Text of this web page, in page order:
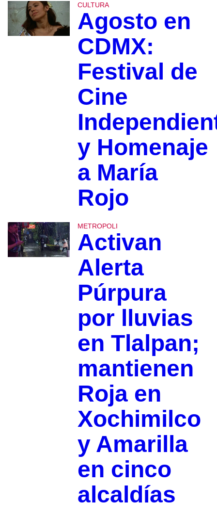
CULTURA
Agosto en
CDMX:
Festival de
Cine
y Homenaje
a María
Rojo
METROPOLI
Activan
Alerta
Púrpura
por lluvias
en Tlalpan;
mantienen
Roja en
Xochimilco
y Amarilla
en cinco
alcaldías